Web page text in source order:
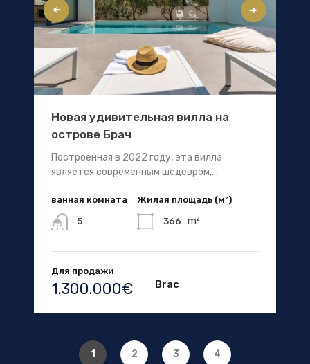
Новая удивительная вилла на
острове Брач
Построенная в 2022 году, эта вилла
является современным шедевром,...
ванная комната
5
Жилая площадь (м²)
366 m²
Для продажи
1.300.000€ Brac
1 2 3 4